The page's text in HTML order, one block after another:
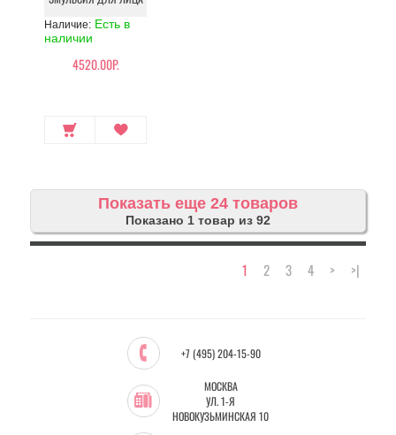
Наличие: Есть в
наличии
4520.00Р.
Показать еще 24 товаров
Показано 1 товар из 92
1 2 3 4 > >|
+7 (495) 204-15-90
МОСКВА
УЛ. 1-Я
НОВОКУЗЬМИНСКАЯ 10